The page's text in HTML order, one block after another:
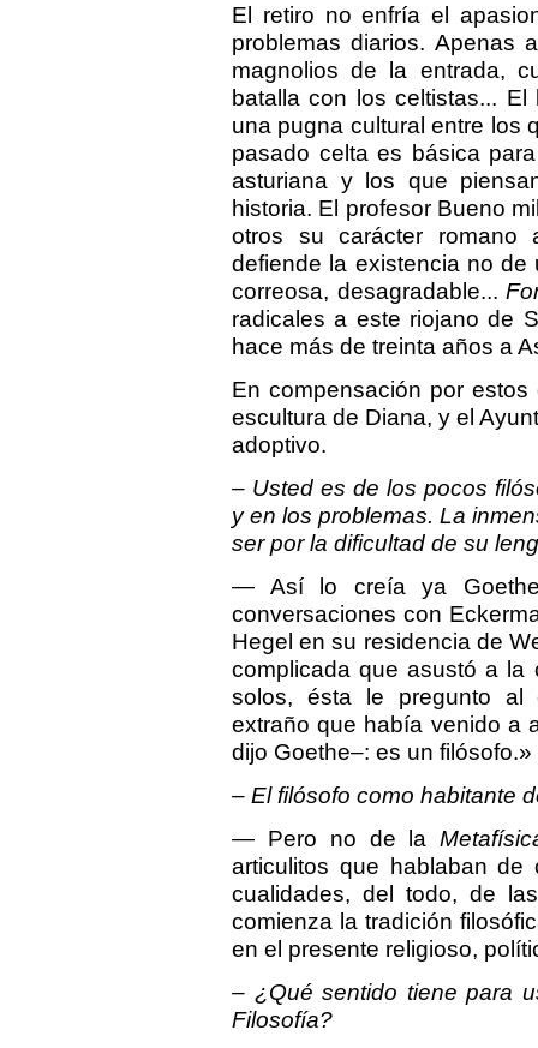
El retiro no enfría el
problemas diarios. Apenas
magnolios de la entrada,
batalla con los celtistas...
una pugna cultural entre los
pasado celta es básica
asturiana y los que
historia. El profesor Bueno
otros su carácter
defiende la existencia no
correosa, desagradable...
radicales a este riojano de
hace más de treinta años a
En compensación por
escultura de Diana, y el
adoptivo.
– Usted es de los pocos
y en los problemas. La
ser por la dificultad de su
— Así lo creía ya
conversaciones con
Hegel en su residencia de
complicada que asustó a la
solos, ésta le pregunto al
extraño que había venido a
dijo Goethe–: es un filósofo.»
– El filósofo como habitante
— Pero no de la
articulitos que hablaban
cualidades, del todo, de
comienza la tradición
en el presente religioso,
– ¿Qué sentido tiene para
Filosofía?